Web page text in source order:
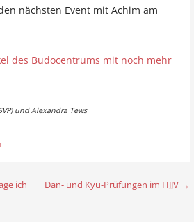
nächsten Event mit Achim am
des Budocentrums mit noch mehr
und Alexandra Tews
ich
Dan- und Kyu-Prüfungen im HJJV →